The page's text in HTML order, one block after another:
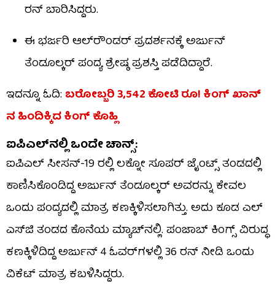
ರನ್ ಬಾರಿಸಿದ್ದರು.
ಈ ಭರ್ಜರಿ ಆಲ್​ರೌಂಡರ್ ಪ್ರದರ್ಶನಕ್ಕೆ ಅರ್ಜುನ್
ತೆಂಡೂಲ್ಕರ್ ಪಂದ್ಯ ಶ್ರೇಷ್ಠ ಪ್ರಶಸ್ತಿ ಪಡೆದಿದ್ದಾರೆ.
ಇದನ್ನೂ ಓದಿ: ಬರೋಬ್ಬರಿ 3,542 ಕೋಟಿ ರೂ! ಕಿಂಗ್​​ ಖಾನ್​
ನ ಹಿಂದಿಕ್ಕಿದ ಕಿಂಗ್ ಕೊಹ್ಲಿ
ಐಪಿಎಲ್​ನಲ್ಲಿ ಒಂದೇ ಚಾನ್ಸ್​:
ಐಪಿಎಲ್​ ಸೀಸನ್-19 ರಲ್ಲಿ ಲಕ್ನೋ ಸೂಪರ್ ಜೈಂಟ್ಸ್ ತಂಡದಲ್ಲಿ
ಕಾಣಿಸಿಕೊಂಡಿದ್ದ ಅರ್ಜುನ್ ತೆಂಡೂಲ್ಕರ್ ಅವರನ್ನು ಕೇವಲ
ಒಂದು ಪಂದ್ಯದಲ್ಲಿ ಮಾತ್ರ ಕಣಕ್ಕಿಳಿಸಲಾಗಿತ್ತು. ಅದು ಕೂಡ ಎಲ್​
ಎಸ್​ಜಿ ತಂಡದ ಕೊನೆಯ ಮ್ಯಾಚ್​ನಲ್ಲಿ. ಪಂಜಾಬ್ ಕಿಂಗ್ಸ್ ವಿರುದ್ಧ
ಕಣಕ್ಕಿಳಿದಿದ್ದ ಅರ್ಜುನ್ 4 ಓವರ್​ಗಳಲ್ಲಿ 36 ರನ್ ನೀಡಿ ಒಂದು
ವಿಕೆಟ್ ಮಾತ್ರ ಕಬಳಿಸಿದ್ದರು.